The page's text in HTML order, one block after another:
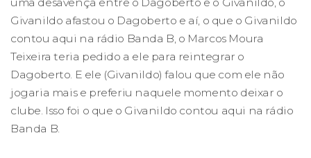
Givanildo afastou o Dagoberto e aí, o que o Givanildo
contou aqui na rádio Banda B, o Marcos Moura
Teixeira teria pedido a ele para reintegrar o
Dagoberto. E ele (Givanildo) falou que com ele não
jogaria mais e preferiu naquele momento deixar o
clube. Isso foi o que o Givanildo contou aqui na rádio
Banda B.